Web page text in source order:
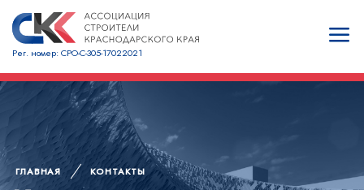
Рег. номер: СРО-С-305-17022021
ГЛАВНАЯ КОНТАКТЫ